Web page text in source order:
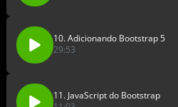
10. Adicionando Bootstrap 5
29:53
11. JavaScript do Bootstrap